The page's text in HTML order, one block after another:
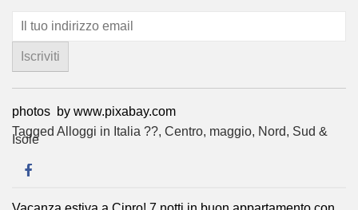
photos by www.pixabay.com
Tagged Alloggi in Italia ??, Centro, maggio, Nord, Sud &
Isole